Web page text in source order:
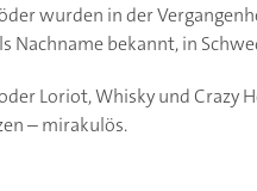
wurden in der
Nachname bekannt, in
Loriot, Whisky und Crazy
– mirakulös.